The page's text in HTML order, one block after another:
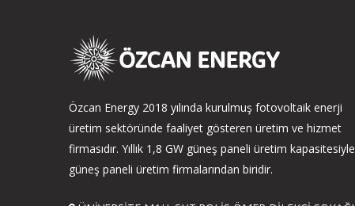
Özcan Energy 2018 yılında kurulmuş fotovoltaik enerji
üretim sektöründe faaliyet gösteren üretim ve hizmet
firmasıdır. Yıllık 1,8 GW güneş paneli üretim kapasitesiyle
güneş paneli üretim firmalarından biridir.